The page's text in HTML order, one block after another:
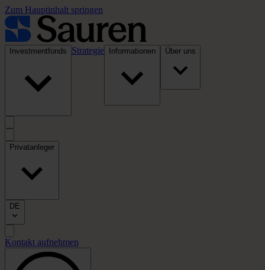
Zum Hauptinhalt springen
Investmentfonds Strategie Informationen Über uns
Privatanleger
DE
Kontakt aufnehmen